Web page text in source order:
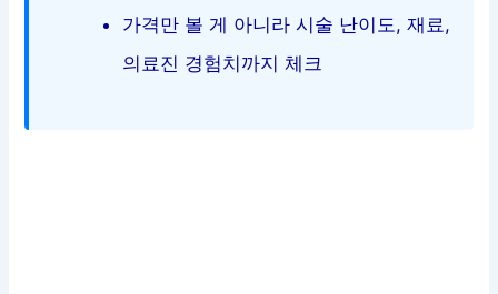
가격만 볼 게 아니라 시술 난이도, 재료,
의료진 경험치까지 체크